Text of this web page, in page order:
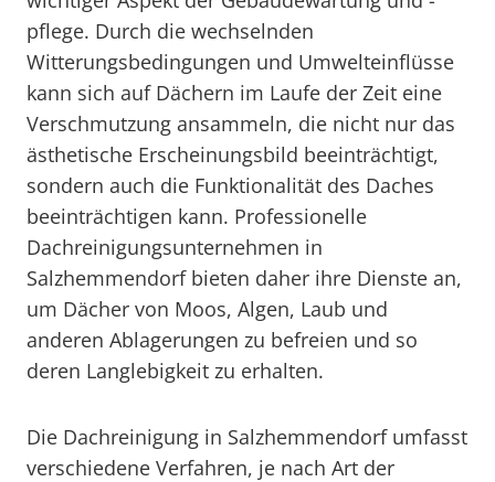
pflege. Durch die wechselnden
Witterungsbedingungen und Umwelteinflüsse
kann sich auf Dächern im Laufe der Zeit eine
Verschmutzung ansammeln, die nicht nur das
ästhetische Erscheinungsbild beeinträchtigt,
sondern auch die Funktionalität des Daches
beeinträchtigen kann. Professionelle
Dachreinigungsunternehmen in
Salzhemmendorf bieten daher ihre Dienste an,
um Dächer von Moos, Algen, Laub und
anderen Ablagerungen zu befreien und so
deren Langlebigkeit zu erhalten.
Die Dachreinigung in Salzhemmendorf umfasst
verschiedene Verfahren, je nach Art der